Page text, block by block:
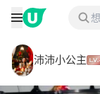
沛沛小公主